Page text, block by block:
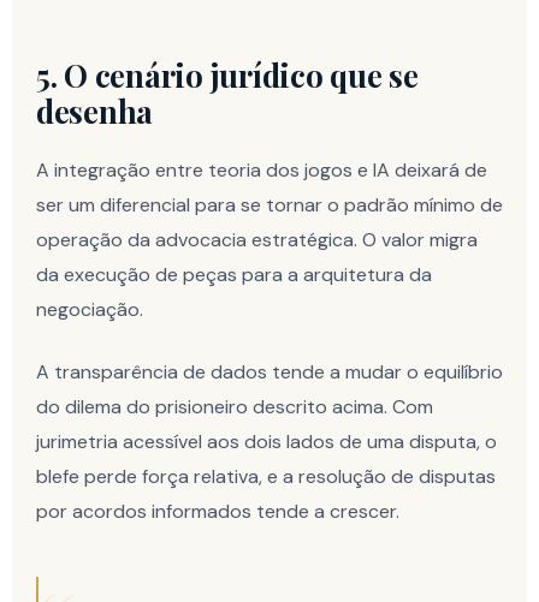
5. O cenário jurídico que se
desenha
A integração entre teoria dos jogos e IA deixará de
ser um diferencial para se tornar o padrão mínimo de
operação da advocacia estratégica. O valor migra
da execução de peças para a arquitetura da
negociação.
A transparência de dados tende a mudar o equilíbrio
do dilema do prisioneiro descrito acima. Com
jurimetria acessível aos dois lados de uma disputa, o
blefe perde força relativa, e a resolução de disputas
por acordos informados tende a crescer.